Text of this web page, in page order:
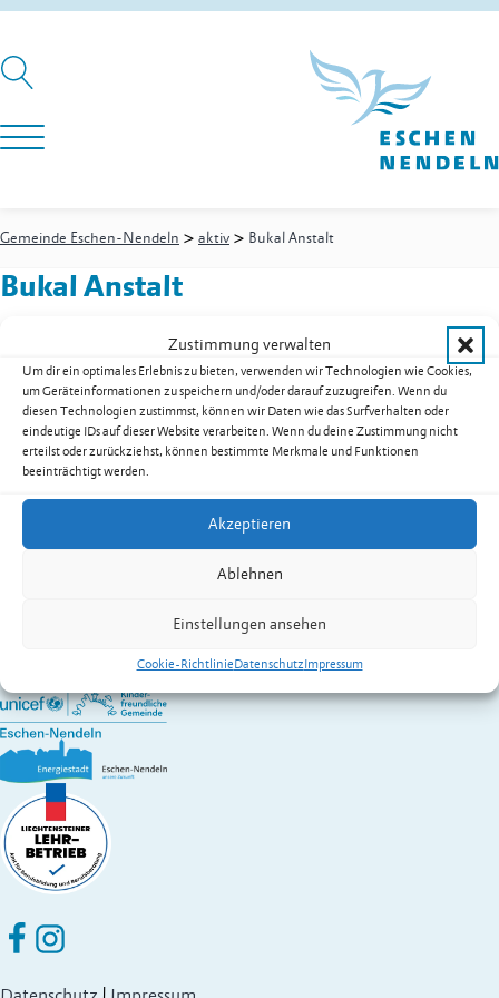
Zustimmung verwalten
Um dir ein optimales Erlebnis zu bieten, verwenden wir Technologien wie Cookies,
um Geräteinformationen zu speichern und/oder darauf zuzugreifen. Wenn du
diesen Technologien zustimmst, können wir Daten wie das Surfverhalten oder
eindeutige IDs auf dieser Website verarbeiten. Wenn du deine Zustimmung nicht
erteilst oder zurückziehst, können bestimmte Merkmale und Funktionen
beeinträchtigt werden.
Akzeptieren
Ablehnen
Einstellungen ansehen
Cookie-RichtlinieDatenschutzImpressum
Gemeinde Eschen-Nendeln > aktiv > Bukal Anstalt
Bukal Anstalt
Baumontage
Bahngasse 21
9485Nendeln
Festnetz+423 373 47 84
E-Mailinfo@bukal.li
Fürstentum Liechtenstein
Eschen Nendeln auf Facebook
Eschen Nendeln auf Instagram